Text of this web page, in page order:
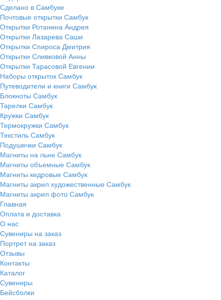
Сделано в Самбуке
Почтовые открытки Самбук
Открытки Ротанина Андрея
Открытки Лазарева Саши
Открытки Спироса Дмитрия
Открытки Сливковой Анны
Открытки Тарасовой Евгении
Наборы открыток Самбук
Путеводители и книги Самбук
Блокноты Самбук
Тарелки Самбук
Кружки Самбук
Термокружки Самбук
Текстиль Самбук
Подушечки Самбук
Магниты на льне Самбук
Магниты объемные Самбук
Магниты кедровые Самбук
Магниты акрил художественные Самбук
Магниты акрил фото Самбук
Главная
Оплата и доставка
О нас
Сувениры на заказ
Портрет на заказ
Отзывы
Контакты
Каталог
Сувениры
Бейсболки